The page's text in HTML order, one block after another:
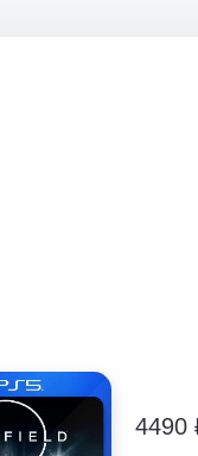
4490